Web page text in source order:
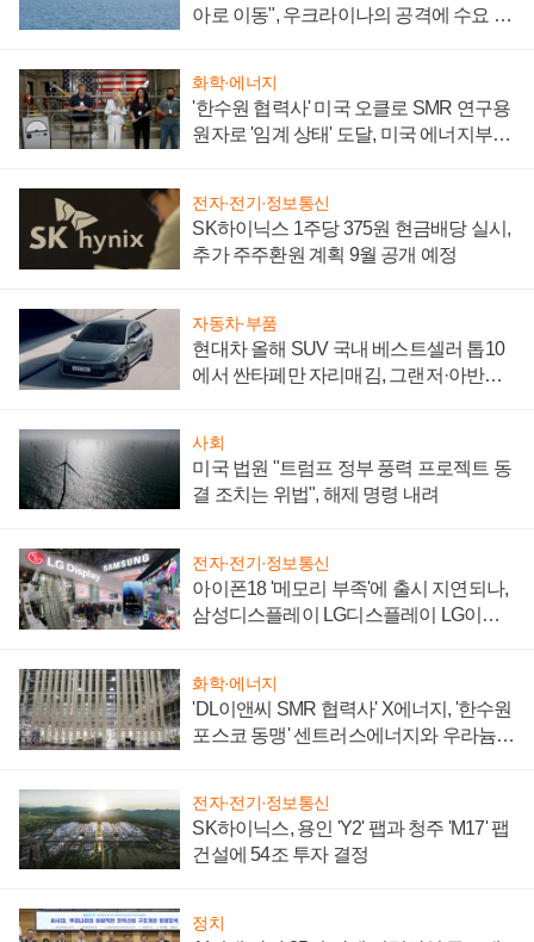
아로 이동", 우크라이나의 공격에 수요 늘
화학·에너지
'한수원 협력사' 미국 오클로 SMR 연구용
원자로 '임계 상태' 도달, 미국 에너지부
전자·전기·정보통신
SK하이닉스 1주당 375원 현금배당 실시,
추가 주주환원 계획 9월 공개 예정
자동차·부품
현대차 올해 SUV 국내 베스트셀러 톱10
에서 싼타페만 자리매김, 그랜저·아반떼
사회
미국 법원 "트럼프 정부 풍력 프로젝트 동
결 조치는 위법", 해제 명령 내려
전자·전기·정보통신
아이폰18 '메모리 부족'에 출시 지연되나,
삼성디스플레이 LG디스플레이 LG이노
화학·에너지
'DL이앤씨 SMR 협력사' X에너지, '한수원
포스코 동맹' 센트러스에너지와 우라늄
전자·전기·정보통신
SK하이닉스, 용인 'Y2' 팹과 청주 'M17' 팹
건설에 54조 투자 결정
정치